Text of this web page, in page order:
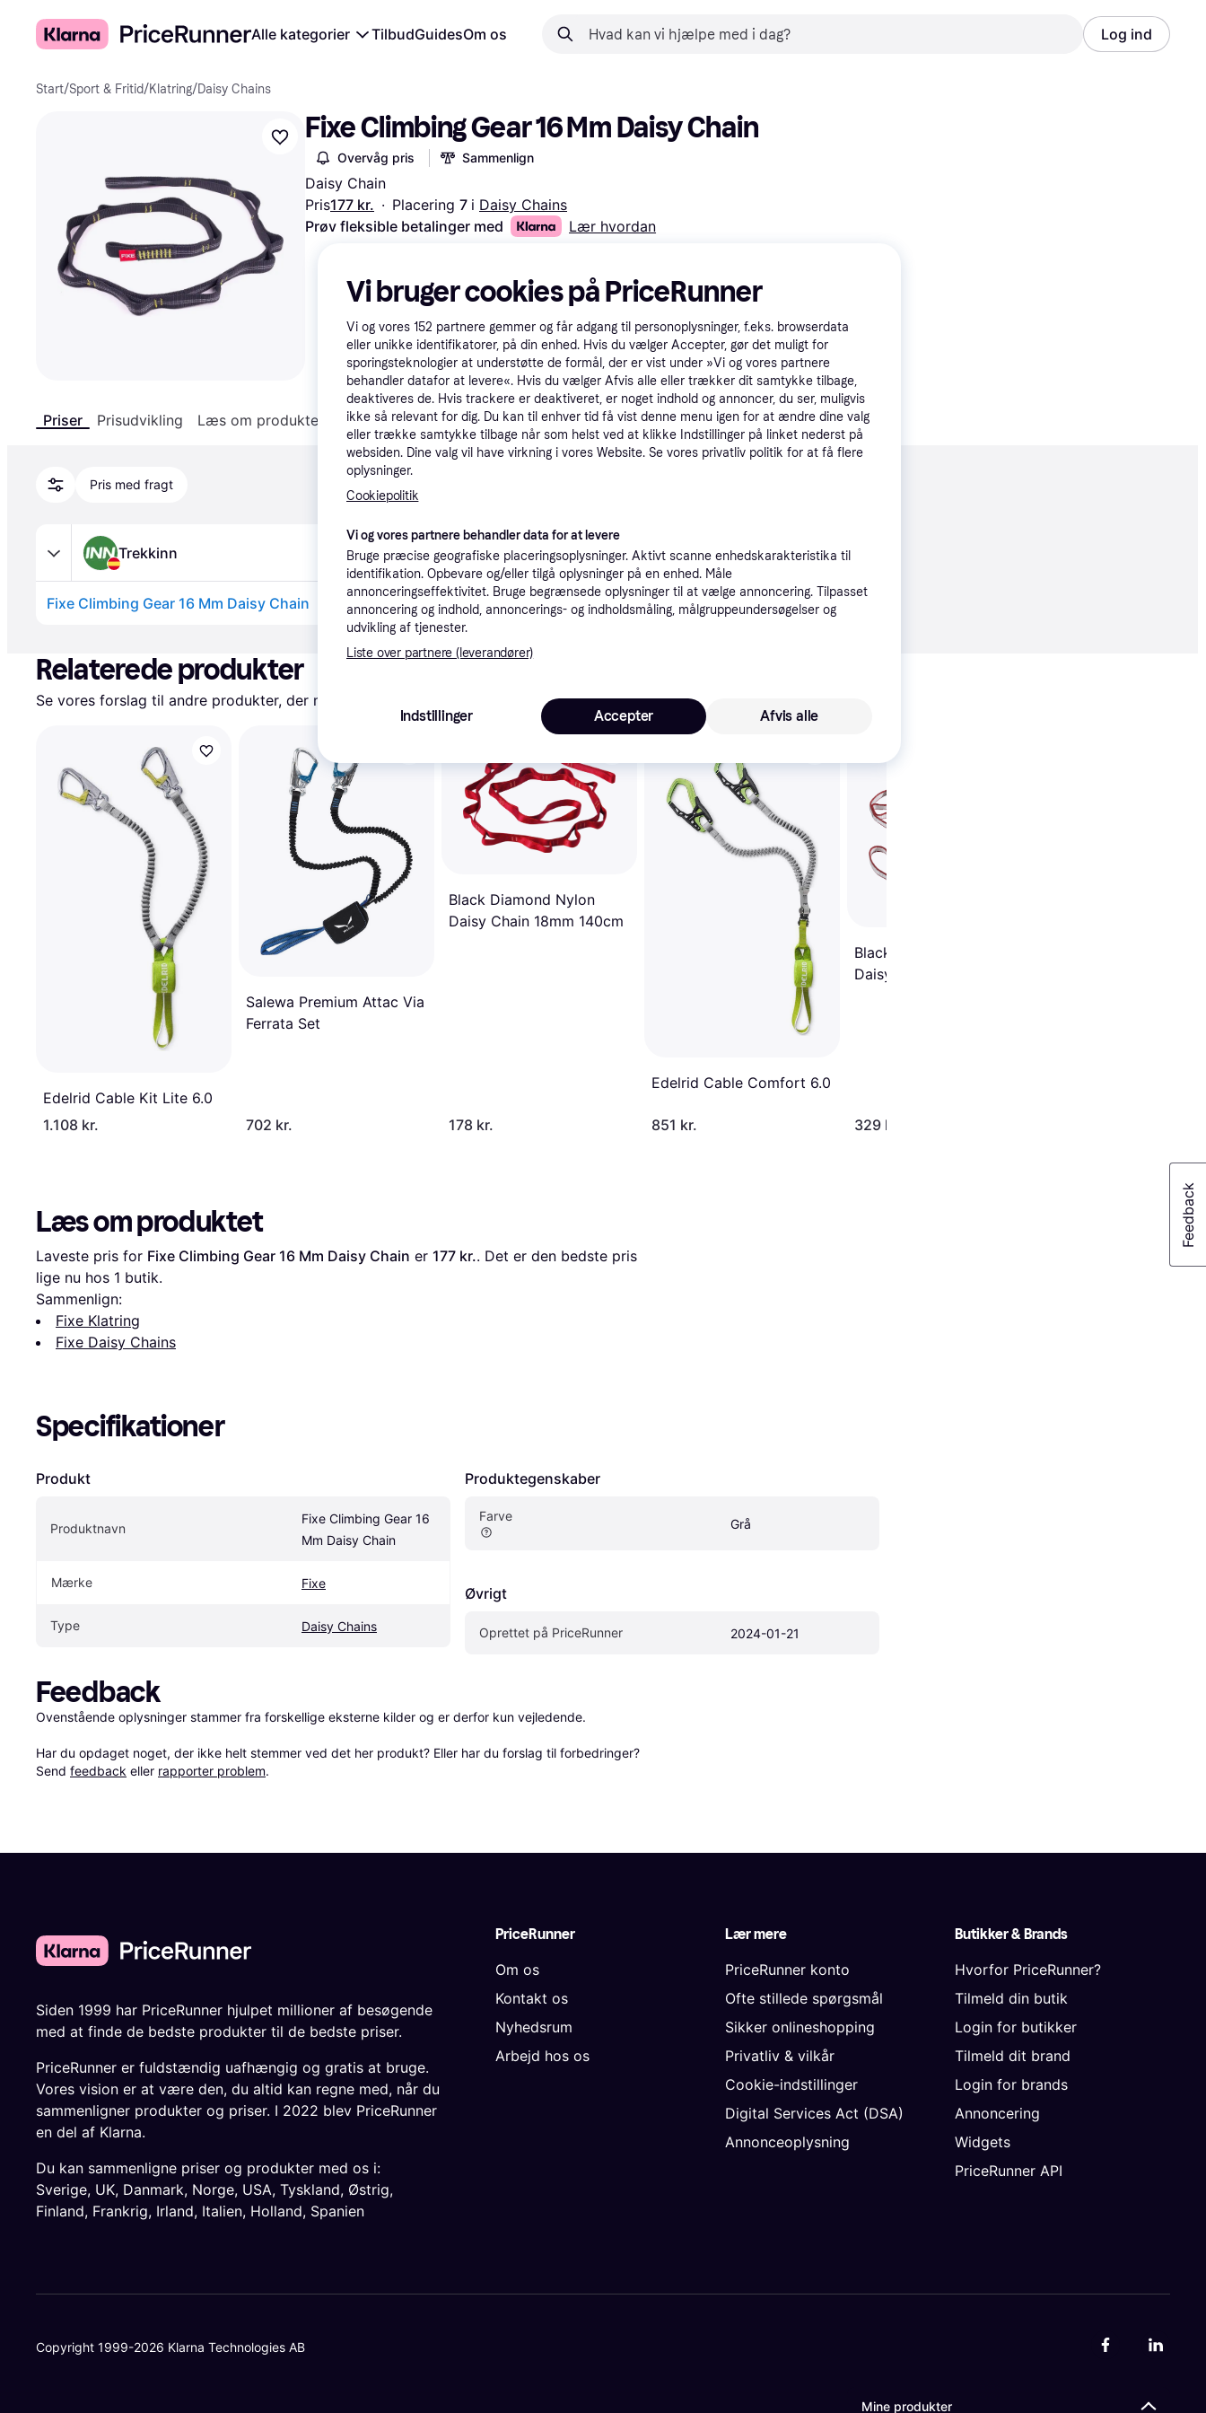
Alle kategorier TilbudGuidesOm os Log ind
Start/Sport & Fritid/Klatring/Daisy Chains
Fixe Climbing Gear 16 Mm Daisy Chain
Overvåg pris Sammenlign
Daisy Chain
Pris177 kr. · Placering 7 i Daisy Chains
Prøv fleksible betalinger med
Lær hvordan
Priser Prisudvikling Læs om produktet Specifikationer
Pris med fragt
Trekkinn
Fixe Climbing Gear 16 Mm Daisy Chain Fri fragt, 2-4 dage 177 kr.
Relaterede produkter
Se vores forslag til andre produkter, der matcher dine interesser.
Edelrid Cable Kit Lite 6.0
1.108 kr.
Salewa Premium Attac Via
Ferrata Set
702 kr.
Black Diamond Nylon
Daisy Chain 18mm 140cm
178 kr.
Edelrid Cable Comfort 6.0
851 kr.
Black Diamond Dynex
Daisy Chain 12mm 115cm
329 kr.
Læs om produktet
Laveste pris for Fixe Climbing Gear 16 Mm Daisy Chain er 177 kr.. Det er den bedste pris
lige nu hos 1 butik.
Sammenlign:
Fixe Klatring
Fixe Daisy Chains
Specifikationer
Produkt
Produktnavn
Fixe Climbing Gear 16
Mm Daisy Chain
Mærke Fixe
Type Daisy Chains
Produktegenskaber
Farve
Grå
Øvrigt
Oprettet på PriceRunner 2024-01-21
Feedback
Ovenstående oplysninger stammer fra forskellige eksterne kilder og er derfor kun vejledende.
Har du opdaget noget, der ikke helt stemmer ved det her produkt? Eller har du forslag til forbedringer?
Send feedback eller rapporter problem.
Mine produkter
PriceRunner
Om os
Kontakt os
Nyhedsrum
Arbejd hos os
Lær mere
PriceRunner konto
Ofte stillede spørgsmål
Sikker onlineshopping
Privatliv & vilkår
Cookie-indstillinger
Digital Services Act (DSA)
Annonceoplysning
Butikker & Brands
Hvorfor PriceRunner?
Tilmeld din butik
Login for butikker
Tilmeld dit brand
Login for brands
Annoncering
Widgets
PriceRunner API
Siden 1999 har PriceRunner hjulpet millioner af besøgende
med at finde de bedste produkter til de bedste priser.
PriceRunner er fuldstændig uafhængig og gratis at bruge.
Vores vision er at være den, du altid kan regne med, når du
sammenligner produkter og priser. I 2022 blev PriceRunner
en del af Klarna.
Du kan sammenligne priser og produkter med os i:
Sverige, UK, Danmark, Norge, USA, Tyskland, Østrig,
Finland, Frankrig, Irland, Italien, Holland, Spanien
Copyright 1999-2026 Klarna Technologies AB
Vi bruger cookies på PriceRunner
Vi og vores 152 partnere gemmer og får adgang til personoplysninger, f.eks. browserdata
eller unikke identifikatorer, på din enhed. Hvis du vælger Accepter, gør det muligt for
sporingsteknologier at understøtte de formål, der er vist under »Vi og vores partnere
behandler datafor at levere«. Hvis du vælger Afvis alle eller trækker dit samtykke tilbage,
deaktiveres de. Hvis trackere er deaktiveret, er noget indhold og annoncer, du ser, muligvis
ikke så relevant for dig. Du kan til enhver tid få vist denne menu igen for at ændre dine valg
eller trække samtykke tilbage når som helst ved at klikke Indstillinger på linket nederst på
websiden. Dine valg vil have virkning i vores Website. Se vores privatliv politik for at få flere
oplysninger.
Cookiepolitik
Vi og vores partnere behandler data for at levere
Bruge præcise geografiske placeringsoplysninger. Aktivt scanne enhedskarakteristika til
identifikation. Opbevare og/eller tilgå oplysninger på en enhed. Måle
annonceringseffektivitet. Bruge begrænsede oplysninger til at vælge annoncering. Tilpasset
annoncering og indhold, annoncerings- og indholdsmåling, målgruppeundersøgelser og
udvikling af tjenester.
Liste over partnere (leverandører)
Indstillinger Afvis alle
Accepter